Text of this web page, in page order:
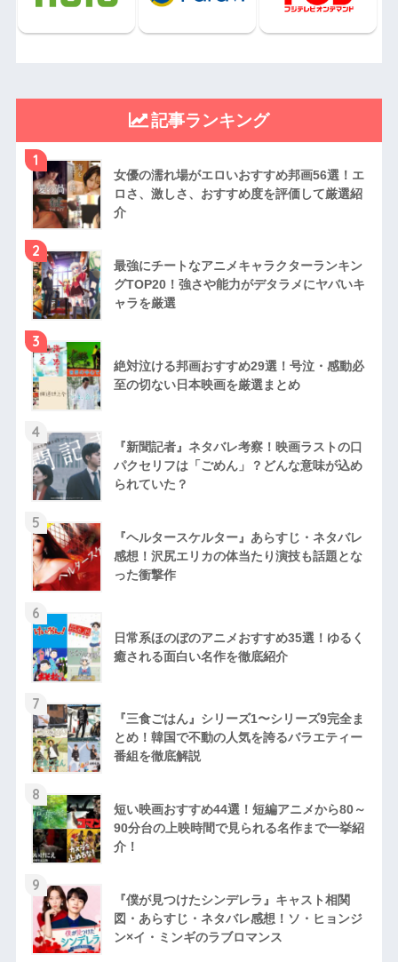
記事ランキング
1
女優の濡れ場がエロいおすすめ邦画56選！エ
ロさ、激しさ、おすすめ度を評価して厳選紹
介
2
最強にチートなアニメキャラクターランキン
グTOP20！強さや能力がデタラメにヤバいキ
ャラを厳選
3
絶対泣ける邦画おすすめ29選！号泣・感動必
至の切ない日本映画を厳選まとめ
4
『新聞記者』ネタバレ考察！映画ラストの口
パクセリフは「ごめん」？どんな意味が込め
られていた？
5
『ヘルタースケルター』あらすじ・ネタバレ
感想！沢尻エリカの体当たり演技も話題とな
った衝撃作
6
日常系ほのぼのアニメおすすめ35選！ゆるく
癒される面白い名作を徹底紹介
7
『三食ごはん』シリーズ1〜シリーズ9完全ま
とめ！韓国で不動の人気を誇るバラエティー
番組を徹底解説
8
短い映画おすすめ44選！短編アニメから80～
90分台の上映時間で見られる名作まで一挙紹
介！
9
『僕が見つけたシンデレラ』キャスト相関
図・あらすじ・ネタバレ感想！ソ・ヒョンジ
ン×イ・ミンギのラブロマンス